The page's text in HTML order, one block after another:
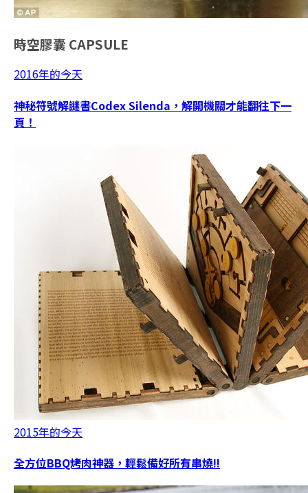
時空膠囊 CAPSULE
2016年的今天
神秘符號解謎書Codex Silenda，解開機關才能翻往下一
頁！
2015年的今天
全方位BBQ烤肉神器，輕鬆備好所有串燒!!